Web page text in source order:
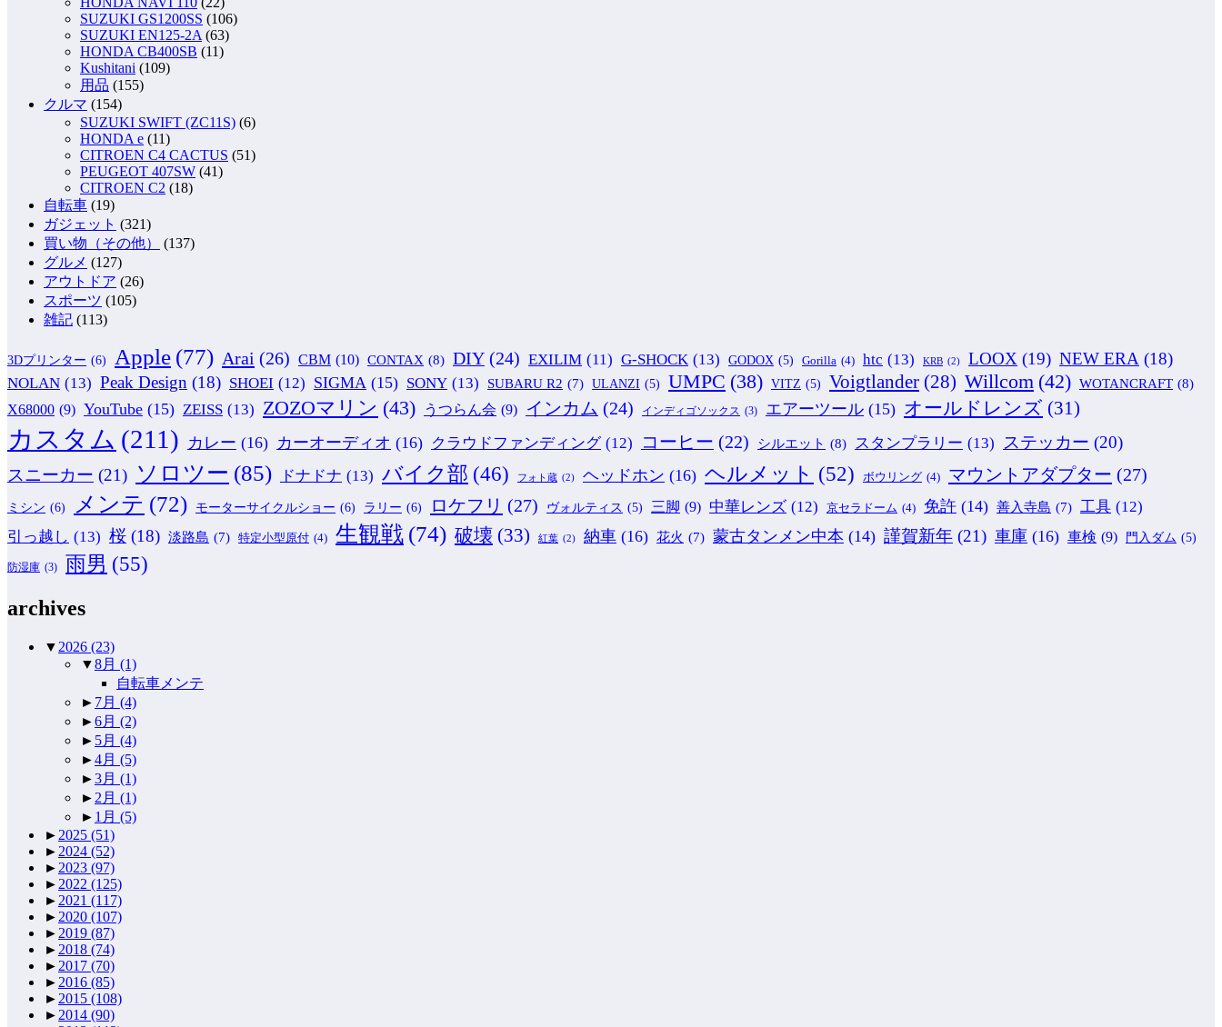
SUZUKI GS1200SS (106)
SUZUKI EN125-2A (63)
HONDA CB400SB (11)
Kushitani (109)
用品 (155)
クルマ (154)
SUZUKI SWIFT (ZC11S) (6)
HONDA e (11)
CITROEN C4 CACTUS (51)
PEUGEOT 407SW (41)
CITROEN C2 (18)
自転車 (19)
ガジェット (321)
買い物（その他）
(137)
グルメ (127)
アウトドア (26)
スポーツ (105)
雑記 (113)
3Dプリンター (6) Apple (77) Arai (26) CBM (10) CONTAX (8) DIY (24) EXILIM (11) G-SHOCK (13) GODOX (5) Gorilla (4) htc (13) KRB (2) LOOX (19) NEW ERA (18)
NOLAN (13) Peak Design (18) SHOEI (12) SIGMA (15) SONY (13) SUBARU R2 (7) ULANZI (5) UMPC (38) VITZ (5) Voigtlander (28) Willcom (42) WOTANCRAFT (8)
X68000 (9) YouTube (15) ZEISS (13) ZOZOマリン (43) うつらん会 (9) インカム (24) インディゴソックス (3) エアーツール (15) オールドレンズ (31)
カスタム (211) カレー (16) カーオーディオ (16) クラウドファンディング (12) コーヒー (22) シルエット (8) スタンプラリー (13) ステッカー (20)
スニーカー (21) ソロツー (85) ドナドナ (13) バイク部 (46) フォト蔵 (2) ヘッドホン (16) ヘルメット (52) ボウリング (4) マウントアダプター (27)
ミシン (6) メンテ (72) モーターサイクルショー (6) ラリー (6) ロケフリ (27) ヴォルティス (5) 三脚 (9) 中華レンズ (12) 京セラドーム (4) 免許 (14) 善入寺島 (7) 工具 (12)
引っ越し (13) 桜 (18) 淡路島 (7) 特定小型原付 (4) 生観戦 (74) 破壊 (33) 紅葉 (2) 納車 (16) 花火 (7) 蒙古タンメン中本 (14) 謹賀新年 (21) 車庫 (16) 車検 (9) 門入ダム (5)
防湿庫 (3) 雨男 (55)
archives
▼ 2026 (23)
▼8月 (1)
自転車メンテ
► 7月 (4)
►6月 (2)
► 5月 (4)
►4月 (5)
►3月 (1)
► 2月 (1)
► 1月 (5)
► 2025 (51)
► 2024 (52)
► 2023 (97)
► 2022 (125)
► 2021 (117)
► 2020 (107)
► 2019 (87)
► 2018 (74)
► 2017 (70)
► 2016 (85)
► 2015 (108)
► 2014 (90)